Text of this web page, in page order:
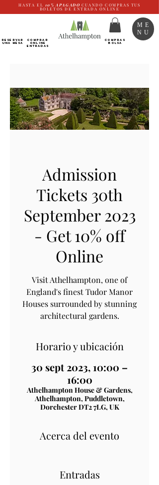
HASTA EL 10% APAGADO CUANDO COMPRAS TUS
BOLETOS DE ENTRADA ONLINE
RESERVAR
UNA MESA
Comprar
ONLINE
Entradas
COMPRAS
BOLSA
ME
NU
Admission
Tickets 30th
September 2023
- Get 10% off
Online
Visit Athelhampton, one of
England's finest Tudor Manor
Houses surrounded by stunning
architectural gardens.
Horario y ubicación
30 sept 2023, 10:00 –
16:00
Athelhampton House & Gardens,
Athelhampton, Puddletown,
Dorchester DT2 7LG, UK
Acerca del evento
Entradas